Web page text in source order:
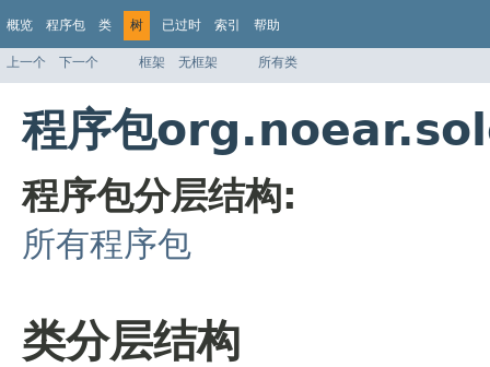
概览 程序包 类 树 已过时 索引 帮助
上一个 下一个 框架 无框架 所有类
程序包
程序包分层结构:
所有程序包
类分层结构